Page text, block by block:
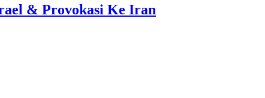
& Provokasi Ke Iran